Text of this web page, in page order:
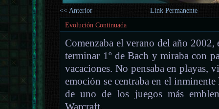
<< Anterior
Link Permanente
Evolución Continuada
Comenzaba el verano del año 2002,
terminar 1º de Bach y miraba con
vacaciones. No pensaba en playas,
emoción se centraba en el
de uno de los juegos más
Warcraft.